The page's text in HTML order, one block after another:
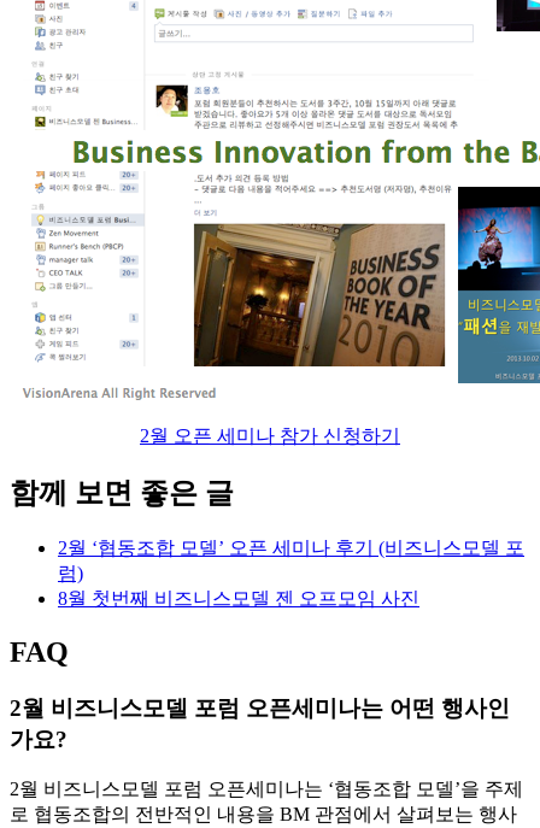
2월 오픈 세미나 참가 신청하기
함께 보면 좋은 글
2월 ‘협동조합 모델’ 오픈 세미나 후기 (비즈니스모델 포
럼)
8월 첫번째 비즈니스모델 젠 오프모임 사진
FAQ
2월 비즈니스모델 포럼 오픈세미나는 어떤 행사인
가요?
2월 비즈니스모델 포럼 오픈세미나는 ‘협동조합 모델’을 주제
로 협동조합의 전반적인 내용을 BM 관점에서 살펴보는 행사